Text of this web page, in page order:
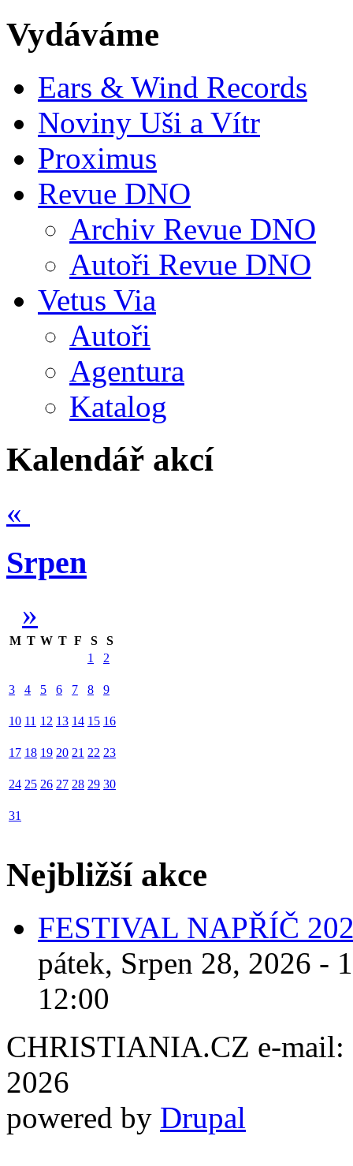
Vydáváme
Ears & Wind Records
Noviny Uši a Vítr
Proximus
Revue DNO
Archiv Revue DNO
Autoři Revue DNO
Vetus Via
Autoři
Agentura
Katalog
Kalendář akcí
«
Srpen
»
M T W T F S
S
1
2
3 4 5 6 7 8 9
10 11 12 13 14 15 16
17 18 19 20 21 22 23
24 25 26 27 28 29 30
31
Nejbližší akce
FESTIVAL NAPŘÍČ
pátek, Srpen 28, 2026 -
12:00
CHRISTIANIA.CZ e-mail:
2026
powered by Drupal